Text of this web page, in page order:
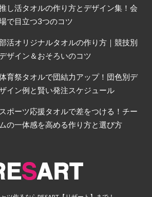
し活タオルの作り方とデザイン集！会
で目立つ3つのコツ
活オリジナルタオルの作り方｜競技別
デザイン＆おそろいのコツ
育祭タオルで団結力アップ！団色別デ
イン例と賢い発注スケジュール
スポーツ応援タオルで差をつける！チー
ムの一体感を高める作り方と選び方